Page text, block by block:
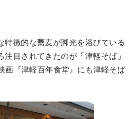
徴的な蕎麦が脚光を浴びている
目されてきたのが「津軽そば」
画『津軽百年食堂』にも津軽そば